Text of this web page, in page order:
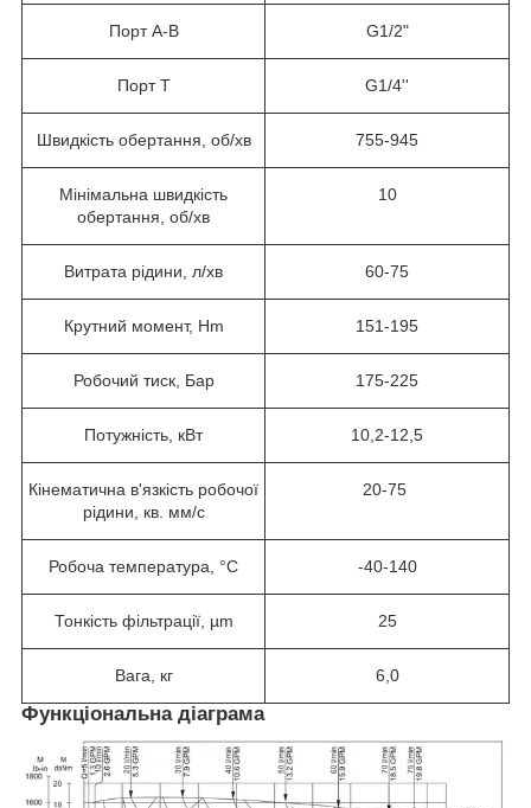
Порт А-В G1/2"
Порт T G1/4''
Швидкість обертання, об/хв 755-945
Мінімальна швидкість
обертання, об/хв
10
Витрата рідини, л/хв 60-75
Крутний момент, Hm 151-195
Робочий тиск, Бар 175-225
Потужність, кВт 10,2-12,5
Кінематична в'язкість робочої
рідини, кв. мм/с
20-75
Робоча температура, °С -40-140
Тонкість фільтрації, µm 25
Вага, кг 6,0
Функціональна діаграма